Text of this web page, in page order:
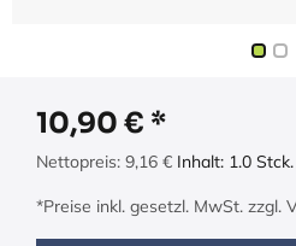
10,90 €
Nettopreis: 9,16 € Inhalt: 1.0 Stck.
*Preise inkl. gesetzl. MwSt. zzgl.